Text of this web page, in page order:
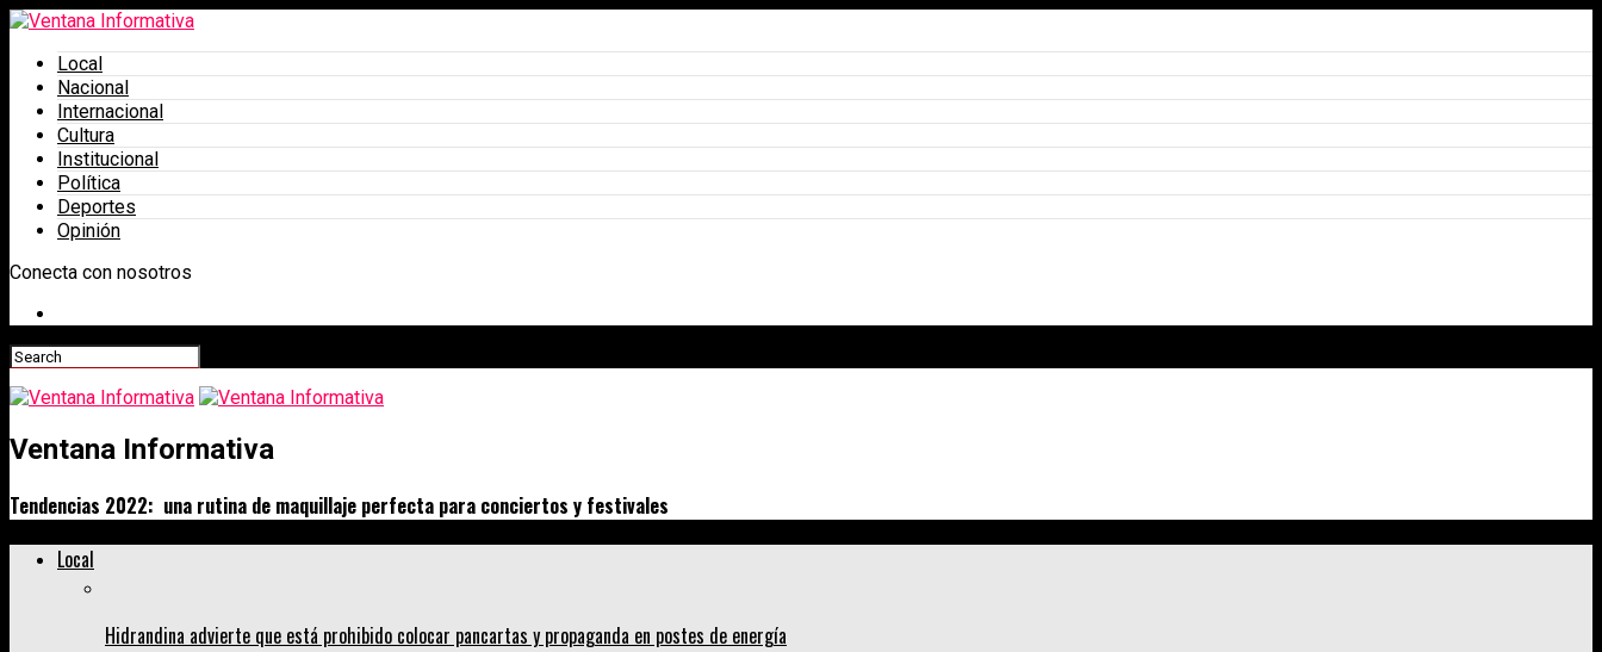
Local
Nacional
Internacional
Cultura
Institucional
Política
Deportes
Opinión
Conecta con nosotros
Ventana Informativa
Tendencias 2022: una rutina de maquillaje perfecta para conciertos y festivales
Local
Hidrandina advierte que está prohibido colocar pancartas y propaganda en postes de energía